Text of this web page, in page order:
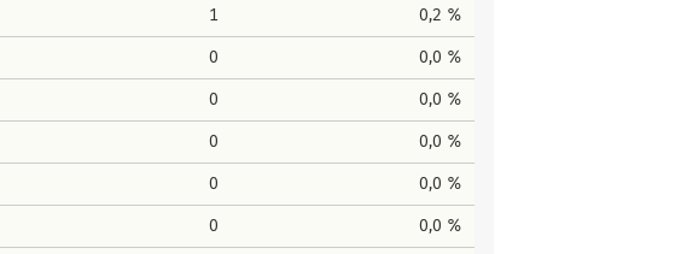
1 0,2 %
0 0,0 %
0 0,0 %
0 0,0 %
0 0,0 %
0 0,0 %